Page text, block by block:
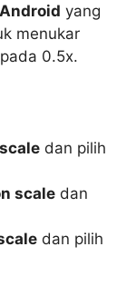
yang
menukar
0.5x.
dan pilih
scale dan
dan pilih